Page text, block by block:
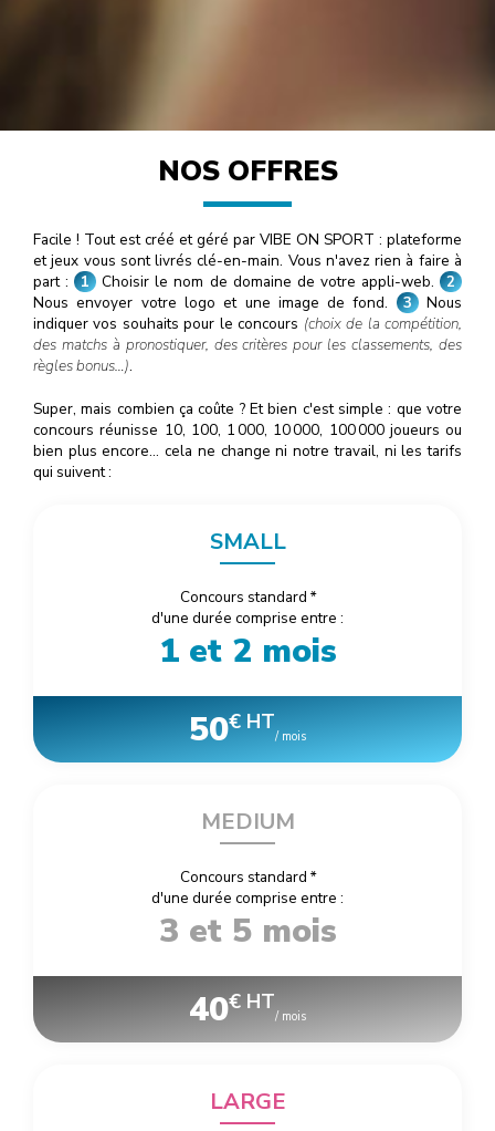
NOS OFFRES
Facile ! Tout est créé et géré par VIBE ON SPORT : plateforme
et jeux vous sont livrés clé-en-main. Vous n'avez rien à faire à
part : 1 Choisir le nom de domaine de votre appli-web. 2
Nous envoyer votre logo et une image de fond.
3 Nous
indiquer vos souhaits pour le concours (choix de la compétition,
des matchs à pronostiquer, des critères pour les classements, des
règles bonus…).
Super, mais combien ça coûte ? Et bien c'est simple : que votre
concours réunisse 10, 100, 1000, 10000, 100000joueurs ou
bien plus encore… cela ne change ni notre travail, ni les tarifs
qui suivent :
SMALL
Concours standard *
d'une durée comprise entre :
1 et 2 mois
50€ HT
/ mois
MEDIUM
Concours standard *
d'une durée comprise entre :
3 et 5 mois
40€ HT
/ mois
LARGE